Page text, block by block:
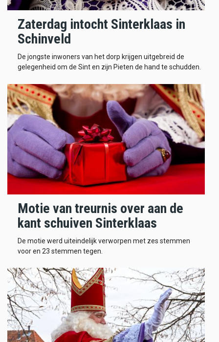
Zaterdag intocht Sinterklaas in
Schinveld
De jongste inwoners van het dorp krijgen uitgebreid de
gelegenheid om de Sint en zijn Pieten de hand te schudden.
Motie van treurnis over aan de
kant schuiven Sinterklaas
De motie werd uiteindelijk verworpen met zes stemmen
voor en 23 stemmen tegen.